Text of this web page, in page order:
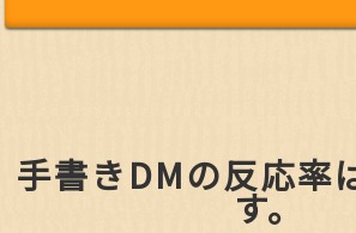
手書きDMの反応率
す。